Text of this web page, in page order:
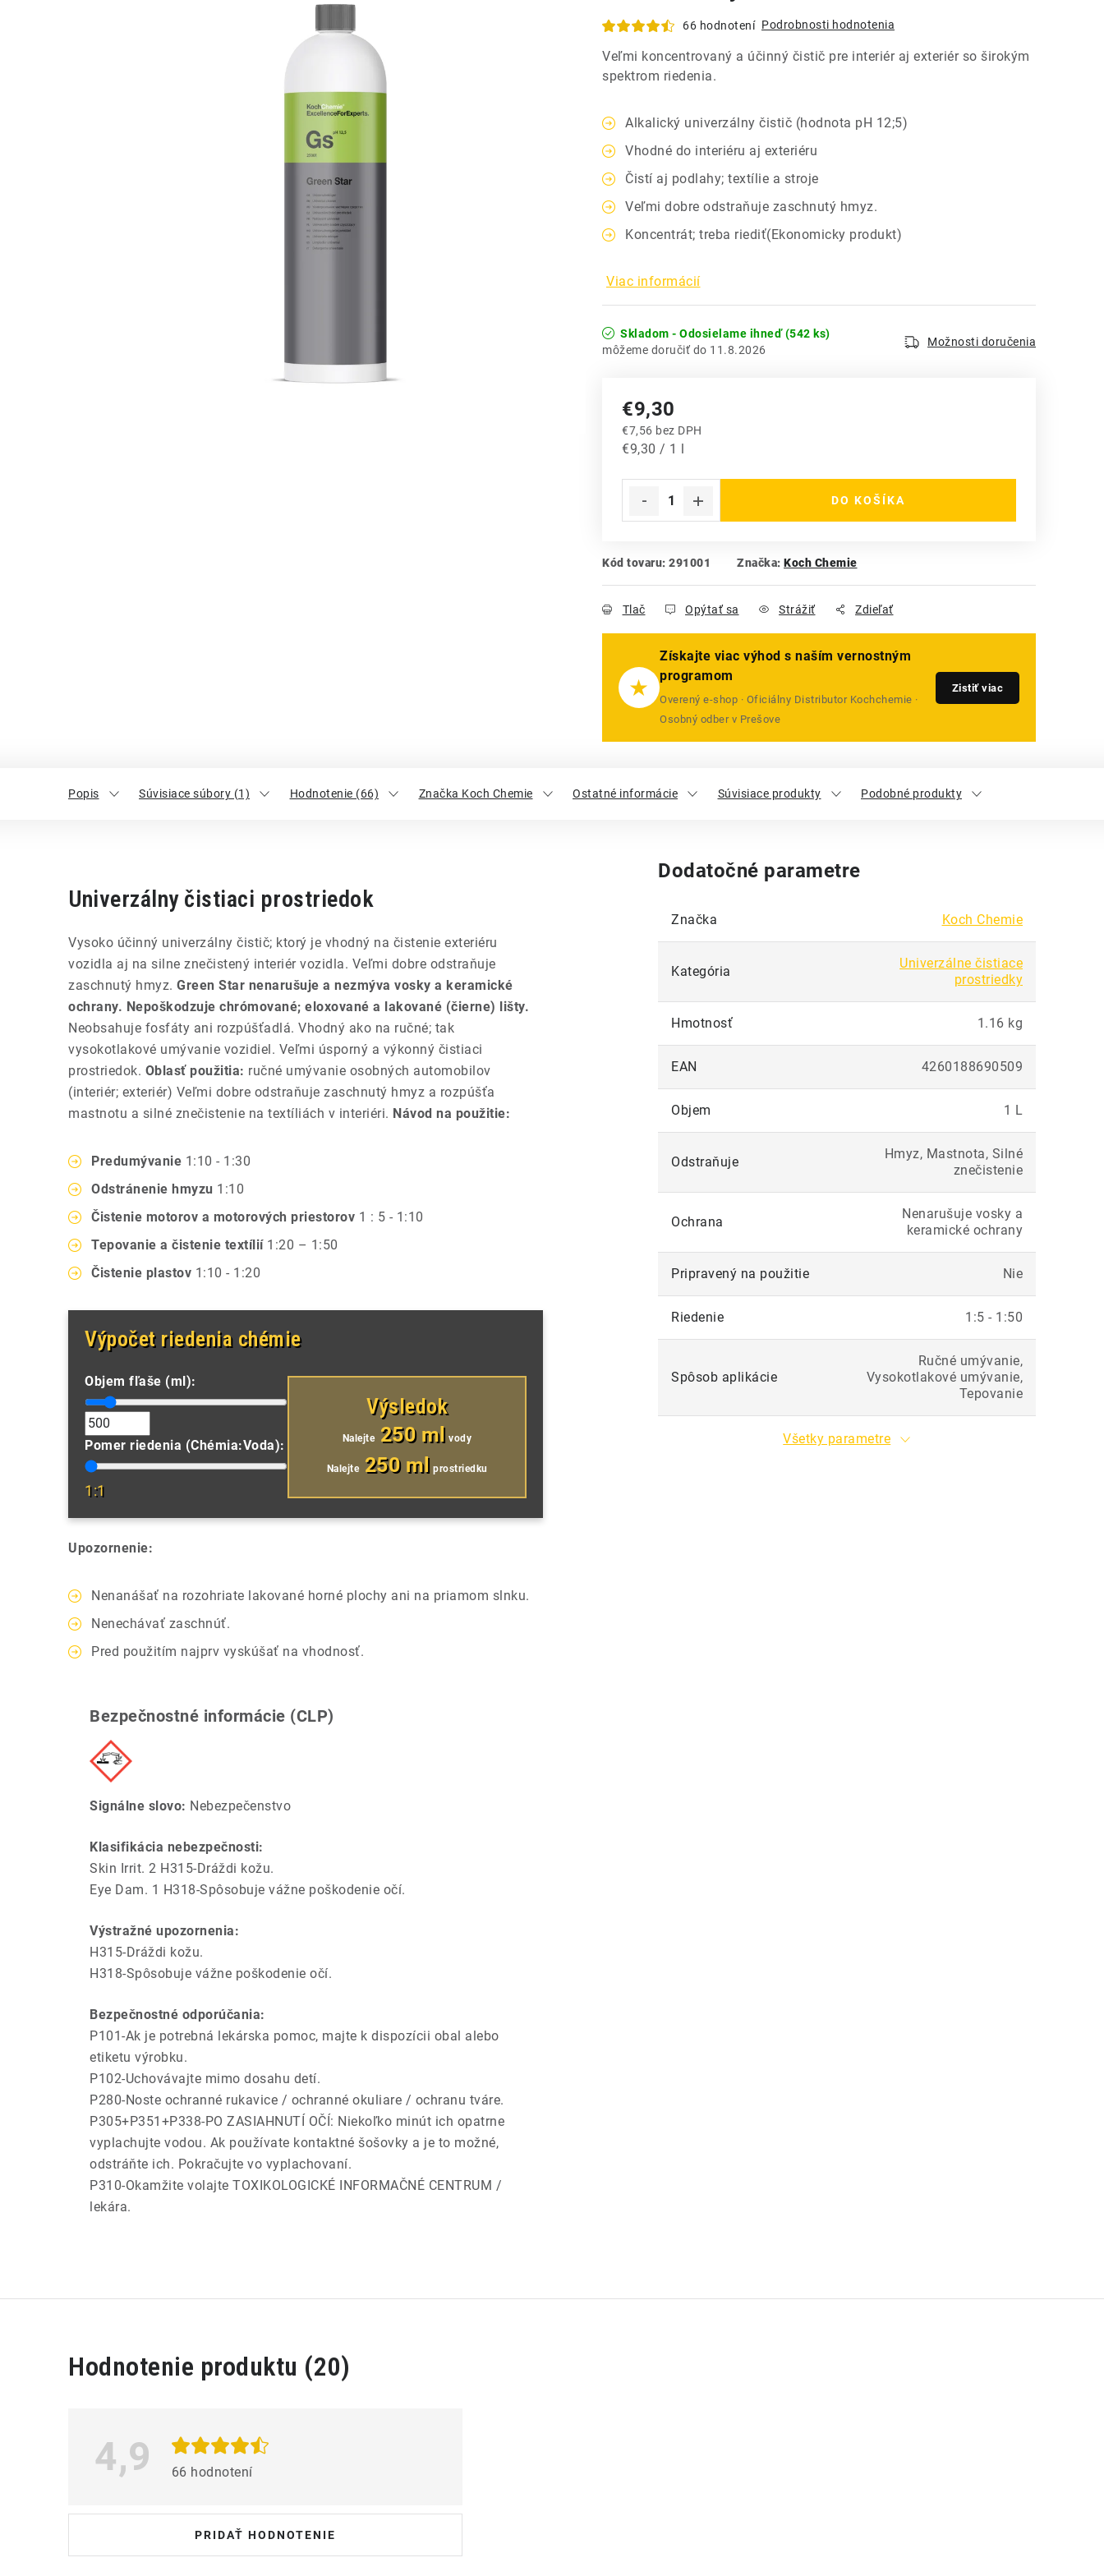
66 hodnotení Podrobnosti hodnotenia
Veľmi koncentrovaný a účinný čistič pre interiér aj exteriér so širokým
spektrom riedenia.
Alkalický univerzálny čistič (hodnota pH 12;5)
Vhodné do interiéru aj exteriéru
Čistí aj podlahy; textílie a stroje
Veľmi dobre odstraňuje zaschnutý hmyz.
Koncentrát; treba riediť(Ekonomicky produkt)
Viac informácií
Skladom - Odosielame ihneď(542 ks)
11.8.2026
Možnosti doručenia
€9,30
€7,56 bez DPH
Jednotková cena:
€9,30 / 1 l
DO KOŠÍKA
Kód tovaru: 291001 Značka: Koch Chemie
Tlač Opýtať sa Strážiť Zdieľať
★
Získajte viac výhod s naším vernostným
programom
Overený e-shop · Oficiálny Distributor Kochchemie ·
Osobný odber v Prešove
Zistiť viac
Popis Súvisiace súbory (1) Hodnotenie (66) Značka Koch Chemie Ostatné informácie Súvisiace produkty Podobné produkty
Univerzálny čistiaci prostriedok
Vysoko účinný univerzálny čistič; ktorý je vhodný na čistenie exteriéru
vozidla aj na silne znečistený interiér vozidla. Veľmi dobre odstraňuje
zaschnutý hmyz. Green Star nenarušuje a nezmýva vosky a keramické
ochrany. Nepoškodzuje chrómované; eloxované a lakované (čierne) lišty.
Neobsahuje fosfáty ani rozpúšťadlá. Vhodný ako na ručné; tak
vysokotlakové umývanie vozidiel. Veľmi úsporný a výkonný čistiaci
prostriedok. Oblasť použitia: ručné umývanie osobných automobilov
(interiér; exteriér) Veľmi dobre odstraňuje zaschnutý hmyz a rozpúšťa
mastnotu a silné znečistenie na textíliách v interiéri. Návod na použitie:
Predumývanie 1:10 - 1:30
Odstránenie hmyzu 1:10
Čistenie motorov a motorových priestorov 1 : 5 - 1:10
Tepovanie a čistenie textílií1:20 – 1:50
Čistenie plastov 1:10 - 1:20
Výpočet riedenia chémie
Objem fľaše (ml):
Pomer riedenia (Chémia:Voda):
1:1
Výsledok
Nalejte250 ml vody
Nalejte250 ml prostriedku
Upozornenie:
Nenanášať na rozohriate lakované horné plochy ani na priamom slnku.
Nenechávať zaschnúť.
Pred použitím najprv vyskúšať na vhodnosť.
Bezpečnostné informácie (CLP)
Signálne slovo: Nebezpečenstvo
Klasifikácia nebezpečnosti:
Skin Irrit. 2 H315-Dráždi kožu.
Eye Dam. 1 H318-Spôsobuje vážne poškodenie očí.
Výstražné upozornenia:
H315-Dráždi kožu.
H318-Spôsobuje vážne poškodenie očí.
Bezpečnostné odporúčania:
P101-Ak je potrebná lekárska pomoc, majte k dispozícii obal alebo
etiketu výrobku.
P102-Uchovávajte mimo dosahu detí.
P280-Noste ochranné rukavice / ochranné okuliare / ochranu tváre.
P305+P351+P338-PO ZASIAHNUTÍ OČÍ: Niekoľko minút ich opatrne
vyplachujte vodou. Ak používate kontaktné šošovky a je to možné,
odstráňte ich. Pokračujte vo vyplachovaní.
P310-Okamžite volajte TOXIKOLOGICKÉ INFORMAČNÉ CENTRUM /
lekára.
Dodatočné parametre
Značka Koch Chemie
Kategória
Univerzálne čistiace
prostriedky
Hmotnosť 1.16 kg
EAN 4260188690509
Objem 1 L
Odstraňuje
Hmyz, Mastnota, Silné
znečistenie
Ochrana
Nenarušuje vosky a
keramické ochrany
Pripravený na použitie Nie
Riedenie 1:5 - 1:50
Spôsob aplikácie
Ručné umývanie,
Vysokotlakové umývanie,
Tepovanie
Všetky parametre
Hodnotenie produktu (20)
4,9 66 hodnotení
PRIDAŤ HODNOTENIE
V
d